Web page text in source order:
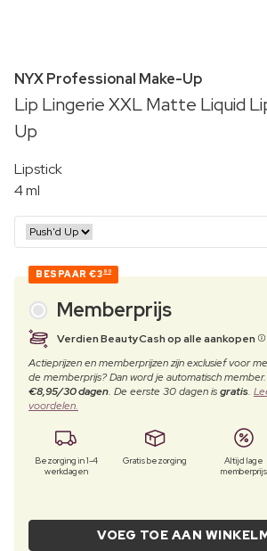
NYX Professional Make-Up
Lip Lingerie XXL Matte Liquid
Up
Lipstick
4 ml
BESPAAR €3 90
Memberprijs
Verdien BeautyCash op alle aankopen
Actieprijzen en memberprijzen zijn exclusief voor
de memberprijs? Dan word je automatisch
€8,95/30 dagen. De eerste 30 dagen isgratis.
voordelen.
Bezorging in 1-4
werkdagen
Gratis bezorging
Altijd lage
memberprijs
VOEG TOE AAN